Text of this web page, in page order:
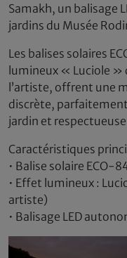
Samakh, un balisage
jardins du Musée
Les balises solaires
lumineux « Luciole »
l’artiste, offrent une
discrète,
jardin et
Caractéristiques
• Balise solaire ECO-
• Effet lumineux :
artiste)
• Balisage LED